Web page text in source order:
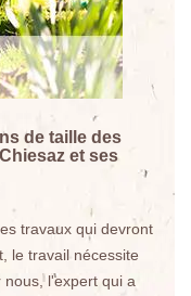
de taille des
et ses
travaux qui devront
le travail nécessite
l'expert qui a